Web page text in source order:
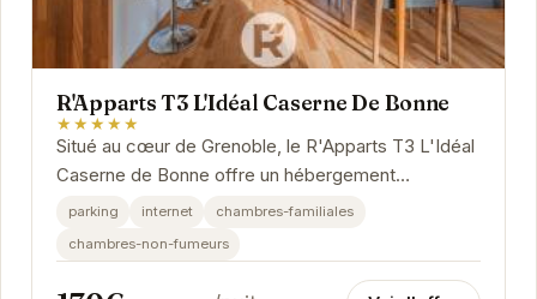
R'Apparts T3 L'Idéal Caserne De Bonne
★★★★★
Situé au cœur de Grenoble, le R'Apparts T3 L'Idéal
Caserne de Bonne offre un hébergement
confortable et bien équipé.
parking internet
chambres-familiales
chambres-non-fumeurs